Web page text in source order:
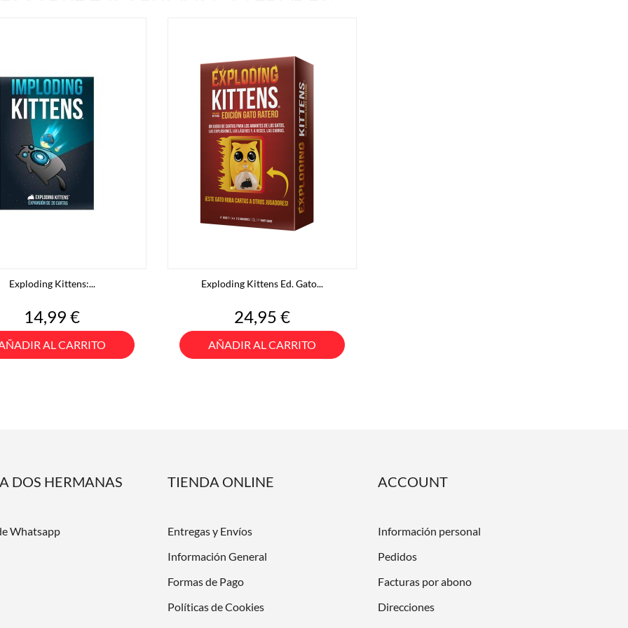
Exploding Kittens:...
Precio
14,99 €
AL CARRITO
Exploding Kittens Ed. Gato...
Precio
24,95 €
AÑADIR AL CARRITO
DOS HERMANAS
Whatsapp
TIENDA ONLINE
Entregas y Envíos
Información General
Formas de Pago
Políticas de Cookies
ACCOUNT
Información personal
Pedidos
Facturas por abono
Direcciones